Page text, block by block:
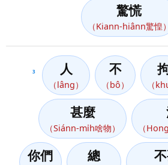
驚慌
（Kiann-hiânn驚惶）
3 人
（lâng）
不
（bô） （
甚麼
（Siánn-mi̍h啥物） （
你們 總